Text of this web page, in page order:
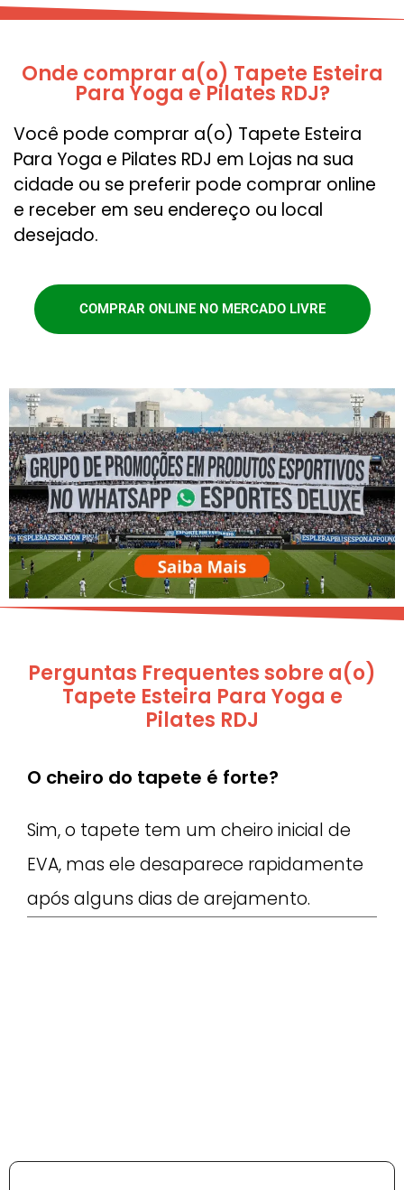
Onde comprar a(o) Tapete Esteira
Para Yoga e Pilates RDJ?
Você pode comprar a(o) Tapete Esteira
Para Yoga e Pilates RDJ em Lojas na sua
cidade ou se preferir pode comprar online
e receber em seu endereço ou local
desejado.
COMPRAR ONLINE NO MERCADO LIVRE
Perguntas Frequentes sobre a(o)
Tapete Esteira Para Yoga e
Pilates RDJ
O cheiro do tapete é forte?
Sim, o tapete tem um cheiro inicial de
EVA, mas ele desaparece rapidamente
após alguns dias de arejamento.